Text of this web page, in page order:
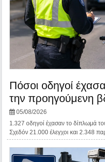
Πόσοι οδηγοί
την προηγούμενη
05/08/2026
1.327 οδηγοί έχασαν το δίπλωμά
Σχεδόν 21.000 έλεγχοι και 2.348